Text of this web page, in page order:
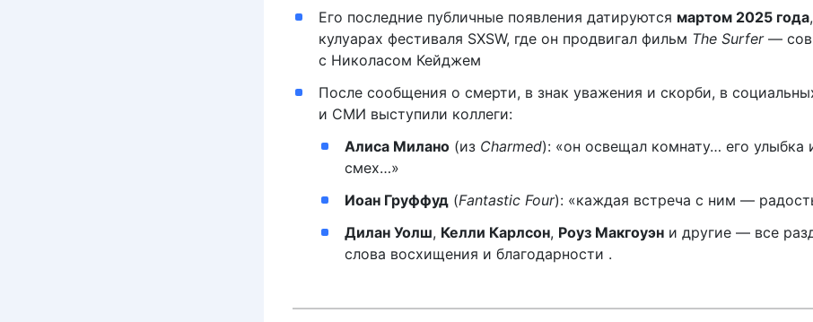
Его последние публичные появления датируются мартом 2025 года
кулуарах фестиваля SXSW, где он продвигал фильм The Surfer—
с Николасом Кейджем
После сообщения о смерти, в знак уважения и скорби, в
и СМИ выступили коллеги:
Алиса Милано(из Charmed): «он освещал комнату… его улыбка
смех…»
Иоан Груффуд(Fantastic Four): «каждая встреча с ним —
Дилан Уолш, Келли Карлсон, Роуз Макгоуэни другие — все
слова восхищения и благодарности .